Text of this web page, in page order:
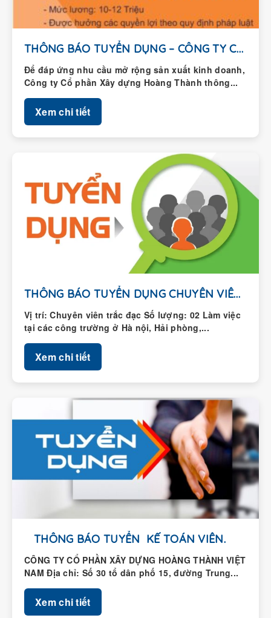
THÔNG BÁO TUYỂN DỤNG – CÔNG TY CỔ...
Để đáp ứng nhu cầu mở rộng sản xuất kinh doanh,
Công ty Cổ phần Xây dựng Hoàng Thành thông...
Xem chi tiết
THÔNG BÁO TUYỂN DỤNG CHUYÊN VIÊN TRẮC ĐẠC
Vị trí: Chuyên viên trắc đạc Số lượng: 02 Làm việc
tại các công trường ở Hà nội, Hải phòng,...
Xem chi tiết
THÔNG BÁO TUYỂN KẾ TOÁN VIÊN.
CÔNG TY CỔ PHẦN XÂY DỰNG HOÀNG THÀNH VIỆT
NAM Địa chỉ: Số 30 tổ dân phố 15, đường Trung...
Xem chi tiết